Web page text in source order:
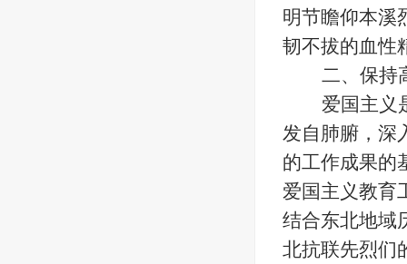
明节瞻仰本溪
韧不拔的血性
二、保持
爱国主义
发自肺腑，深
的工作成果的
爱国主义教育
结合东北地域
北抗联先烈们